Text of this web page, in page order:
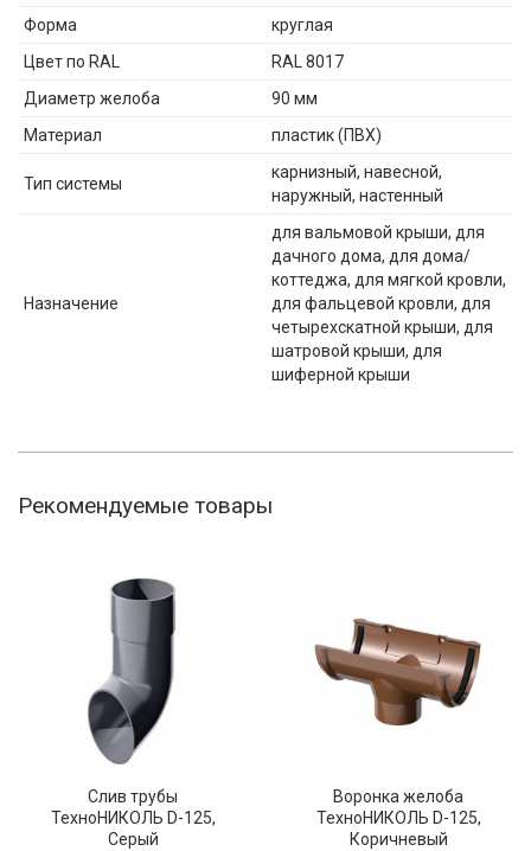
Форма
круглая
Цвет по RAL
RAL 8017
Диаметр желоба
90 мм
Материал
пластик (ПВХ)
Тип системы
карнизный, навесной,
наружный, настенный
Назначение
для вальмовой крыши, для
дачного дома, для дома/
коттеджа, для мягкой кровли,
для фальцевой кровли, для
четырехскатной крыши, для
шатровой крыши, для
шиферной крыши
Рекомендуемые товары
Слив трубы
ТехноНИКОЛЬ D-125,
Серый
Воронка желоба
ТехноНИКОЛЬ D-125,
Коричневый